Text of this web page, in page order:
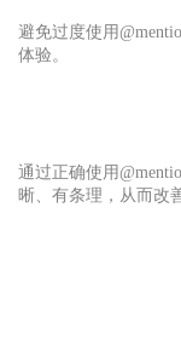
避免过度使用
体验。
通过正确使用
晰、有条理，从而改